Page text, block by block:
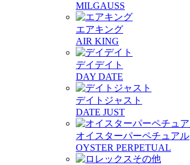
MILGAUSS
エアキング
AIR KING
デイデイト
DAY DATE
デイトジャスト
DATE JUST
オイスターパーペチュアル
OYSTER PERPETUAL